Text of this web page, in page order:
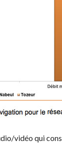
vidéo qui